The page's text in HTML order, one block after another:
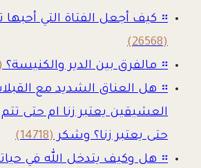
። كيف أجعل الفتاة التي
(26568)
። مالفرق بين الدير والكنيسة؟
። هل العناق الشديد مع
العشيقين يعتبر زنا ام حتى
حتى يعتبر زنا؟ وشكر(14718)
። هل وكيف يتدخل الله في